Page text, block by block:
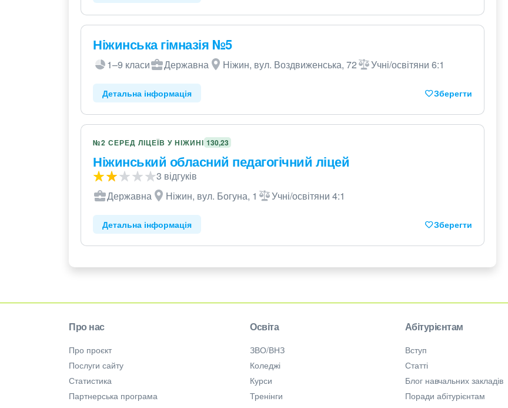
Ніжинська гімназія №5
1–9 класи Державна Ніжин, вул. Воздвиженська, 72 Учні/освітяни 6:1
Детальна інформація Зберегти
№2 СЕРЕД ЛІЦЕЇВ У НІЖИНІ 130,23
Ніжинський обласний педагогічний ліцей
3 відгуків
Державна
Ніжин, вул. Богуна, 1 Учні/освітяни 4:1
Детальна інформація Зберегти
Про нас
Про проєкт
Послуги сайту
Статистика
Партнерська програма
Освіта
ЗВО/ВНЗ
Коледжі
Курси
Тренінги
Абітурієнтам
Вступ
Статті
Блог навчальних закладів
Поради абітурієнтам